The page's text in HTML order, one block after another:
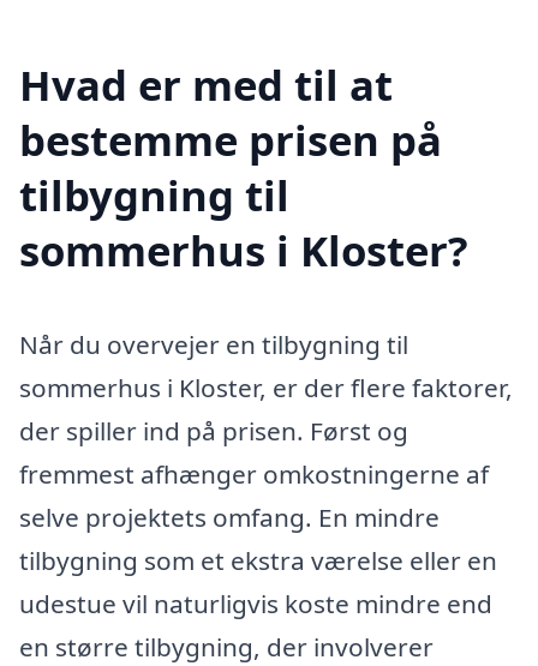
Hvad er med til at
bestemme prisen på
tilbygning til
sommerhus i Kloster?
Når du overvejer en tilbygning til
sommerhus i Kloster, er der flere faktorer,
der spiller ind på prisen. Først og
fremmest afhænger omkostningerne af
selve projektets omfang. En mindre
tilbygning som et ekstra værelse eller en
udestue vil naturligvis koste mindre end
en større tilbygning, der involverer